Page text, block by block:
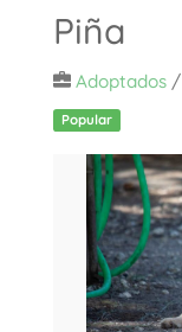
Piña
Adoptados/
Popular